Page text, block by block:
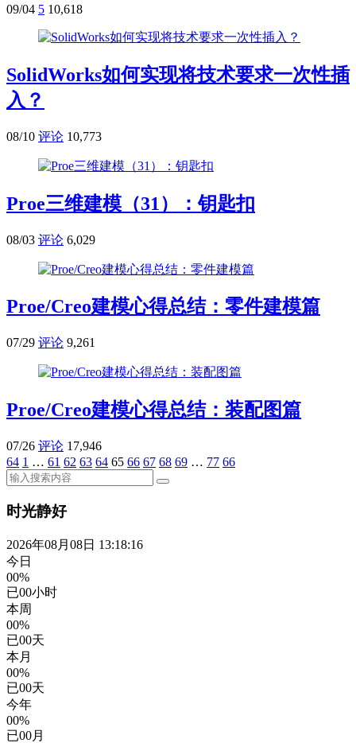
09/04 5 10,618
SolidWorks如何实现将技术要求一次性插
入？
08/10 评论 10,773
Proe三维建模（31）：钥匙扣
08/03 评论 6,029
Proe/Creo建模心得总结：零件建模篇
07/29 评论 9,261
Proe/Creo建模心得总结：装配图篇
07/26 评论 17,946
64 1 … 61 62 63 64 65 66 67 68 69 … 77 66
时光静好
2026年08月08日 13:18:16
今日
00%
已00小时
本周
00%
已00天
本月
00%
已00天
今年
00%
已00月